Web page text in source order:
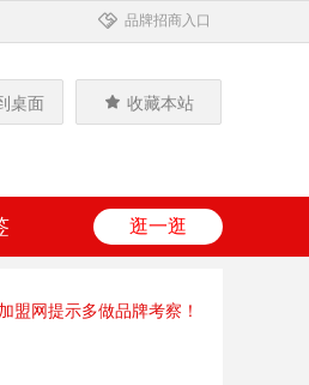
品牌招商入口
桌面 收藏本站
逛一逛
盟网提示多做品牌考察！